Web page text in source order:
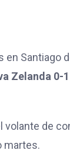
en
Zelanda 0-
de
martes.